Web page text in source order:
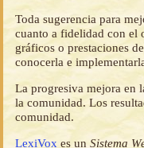
Toda sugerencia para
cuanto a fidelidad con el
gráficos o prestaciones
conocerla e
La progresiva mejora en
la comunidad. Los
comunidad.
LexiVoxes unSistema